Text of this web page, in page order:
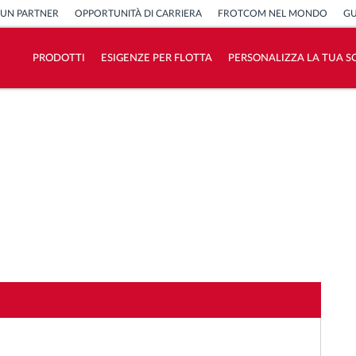
PARTNER OPPORTUNITÀ DI CARRIERA FROTCOM NEL MONDO
PRODOTTI ESIGENZE PER FLOTTA PERSONALIZZA LA TUA